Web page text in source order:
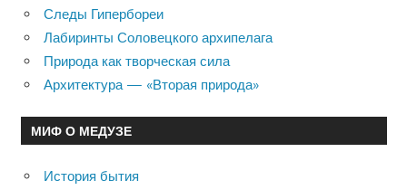
Следы Гипербореи
Лабиринты Соловецкого архипелага
Природа как творческая сила
Архитектура — «Вторая природа»
МИФ О МЕДУЗЕ
История бытия